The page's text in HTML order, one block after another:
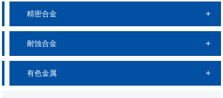
精密合金
耐蚀合金
有色金属